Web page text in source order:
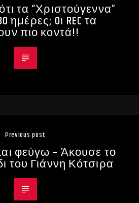
τα “Χριστούγεννα”
ημέρες; Oι REC τα
πιο κοντά!!
Previous post
φεύγω – Άκουσε το
του Γιάννη Κότσιρα